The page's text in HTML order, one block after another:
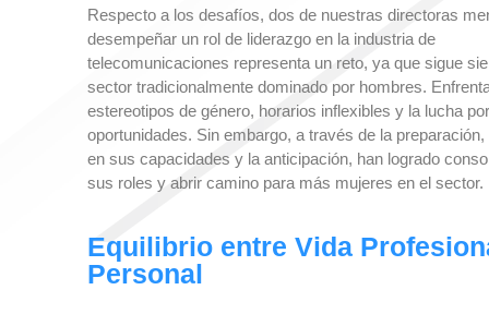
Respecto a los desafíos, dos de nuestras directoras
desempeñar un rol de liderazgo en la industria de
telecomunicaciones representa un reto, ya que sigue
sector tradicionalmente dominado por hombres.
estereotipos de género, horarios inflexibles y la lucha
oportunidades. Sin embargo, a través de la
en sus capacidades y la anticipación, han logrado
sus roles y abrir camino para más mujeres en el sector.
Equilibrio entre Vida
Personal